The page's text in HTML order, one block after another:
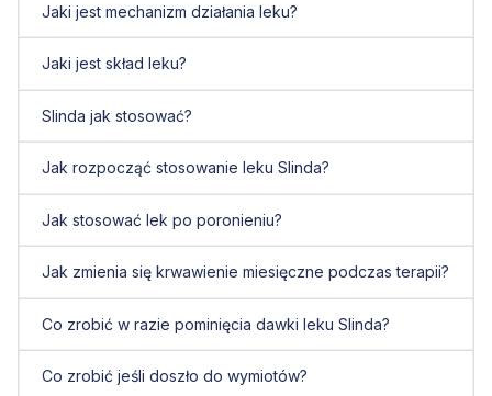
Jaki jest mechanizm działania leku?
Jaki jest skład leku?
Slinda jak stosować?
Jak rozpocząć stosowanie leku Slinda?
Jak stosować lek po poronieniu?
Jak zmienia się krwawienie miesięczne podczas terapii?
Co zrobić w razie pominięcia dawki leku Slinda?
Co zrobić jeśli doszło do wymiotów?